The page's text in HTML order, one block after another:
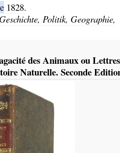
1828.
Geschichte, Politik, Geographie,
des Animaux ou
Naturelle. Seconde